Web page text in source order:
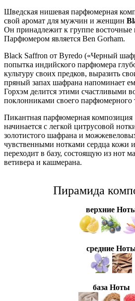
Шведская нишевая парфюмерная
свой аромат для мужчин и женщин
Он принадлежит к группе восточные
Парфюмером является Ben Gorham.
Black Saffron от Byredo («Черный
попытка индийского парфюмера
культуру своих предков, выразить
пряный запах шафрана напоминает
Горхэм делится этими счастливыми
поклонниками своего парфюмерного
Пикантная парфюмерная
начинается с легкой цитрусовой
золотистого шафрана и
чувственными нотками сердца кожи
переходит в базу, состоящую из нот
ветивера и кашмерана.
Пирамида
верхние
средние
база Ноты